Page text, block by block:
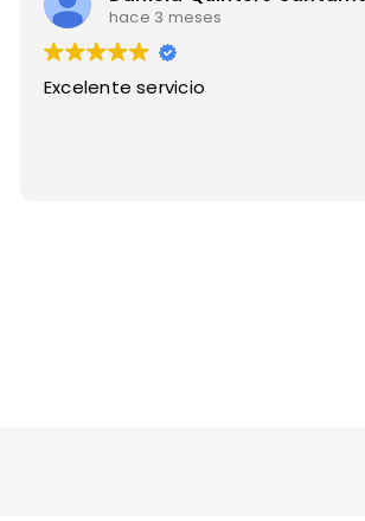
hace 3 meses
Excelente servicio